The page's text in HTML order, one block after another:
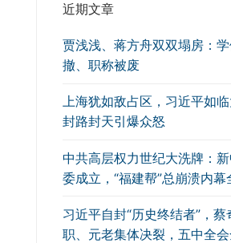
近期文章
贾浅浅、蒋方舟双双塌房：
撤、职称被废
上海犹如敌占区，习近平如临
封路封天引爆众怒
中共高层权力世纪大洗牌：
委成立，“福建帮”总崩溃内幕
习近平自封“历史终结者”，蔡
职、元老集体决裂，五中全